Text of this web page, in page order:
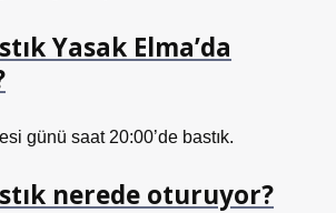
Yasak Elma’da
günü saat 20:00’de bastık.
nerede oturuyor?